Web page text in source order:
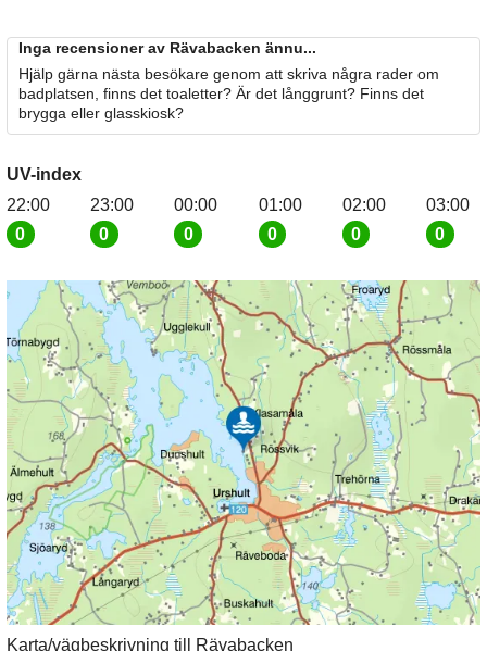
Inga recensioner av Rävabacken ännu...
Hjälp gärna nästa besökare genom att skriva några rader om
badplatsen, finns det toaletter? Är det långgrunt? Finns det
brygga eller glasskiosk?
UV-index
22:00
0
23:00
0
00:00
0
01:00
0
02:00
0
03:00
0
Karta/vägbeskrivning till Rävabacken